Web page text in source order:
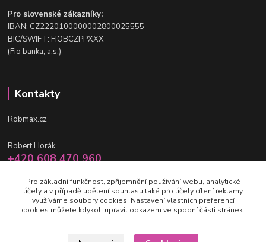
Pro slovenské zákazníky:
IBAN: CZ2220100000002800025555
BIC/SWIFT: FIOBCZPPXXX
(Fio banka, a.s.)
Kontakty
Robmax.cz
Robert Horák
+420 608 470 960
info@robmax.cz
Pro základní funkčnost, zpříjemnění používání webu, analytické
účely a v případě udělení souhlasu také pro účely cílení reklamy
využíváme soubory cookies. Nastavení vlastních preferencí
cookies můžete kdykoli upravit odkazem ve spodní části stránek.